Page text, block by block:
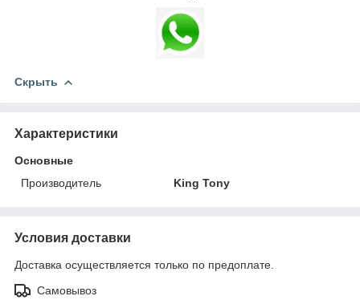
Скрыть
Характеристики
Основные
Производитель
King Tony
Условия доставки
Доставка осуществляется только по предоплате.
Самовывоз